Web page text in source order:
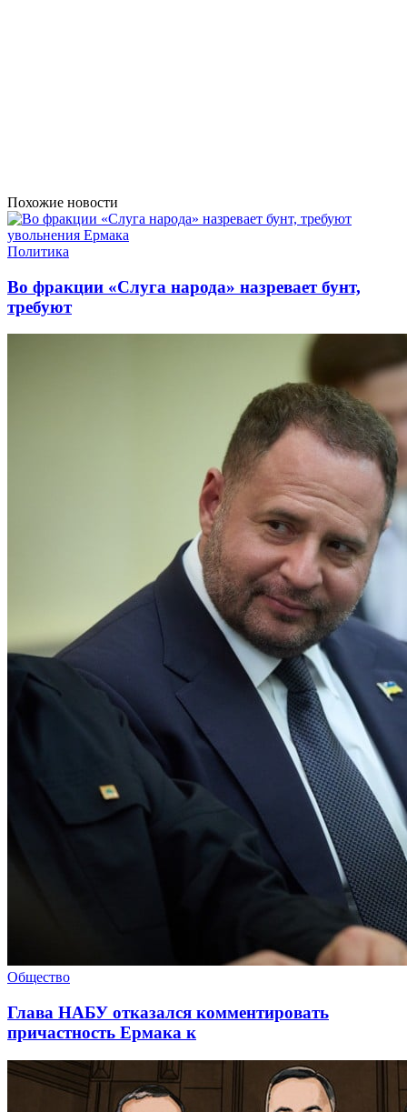
Похожие новости
Политика
Во фракции «Слуга народа» назревает бунт,
требуют
Общество
Глава НАБУ отказался комментировать
причастность Ермака к